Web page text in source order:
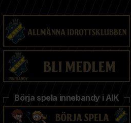
Börja spela innebandy i AIK